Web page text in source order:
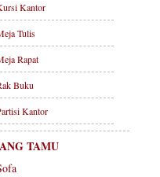
Kantor
Tulis
Rapat
Buku
Kantor
TAMU